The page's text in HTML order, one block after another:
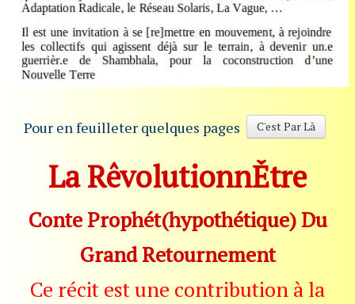
Pour en feuilleter quelques pages C'est Par Là
La RêvolutionnĚtre
Conte Prophét(hypothétique) Du
Grand Retournement
Ce récit est une contribution à la